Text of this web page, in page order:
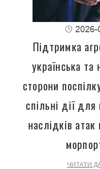
2026-
Підтримка
українська та
сторони
спільні дії
наслідків атак
ЧИТАТИ